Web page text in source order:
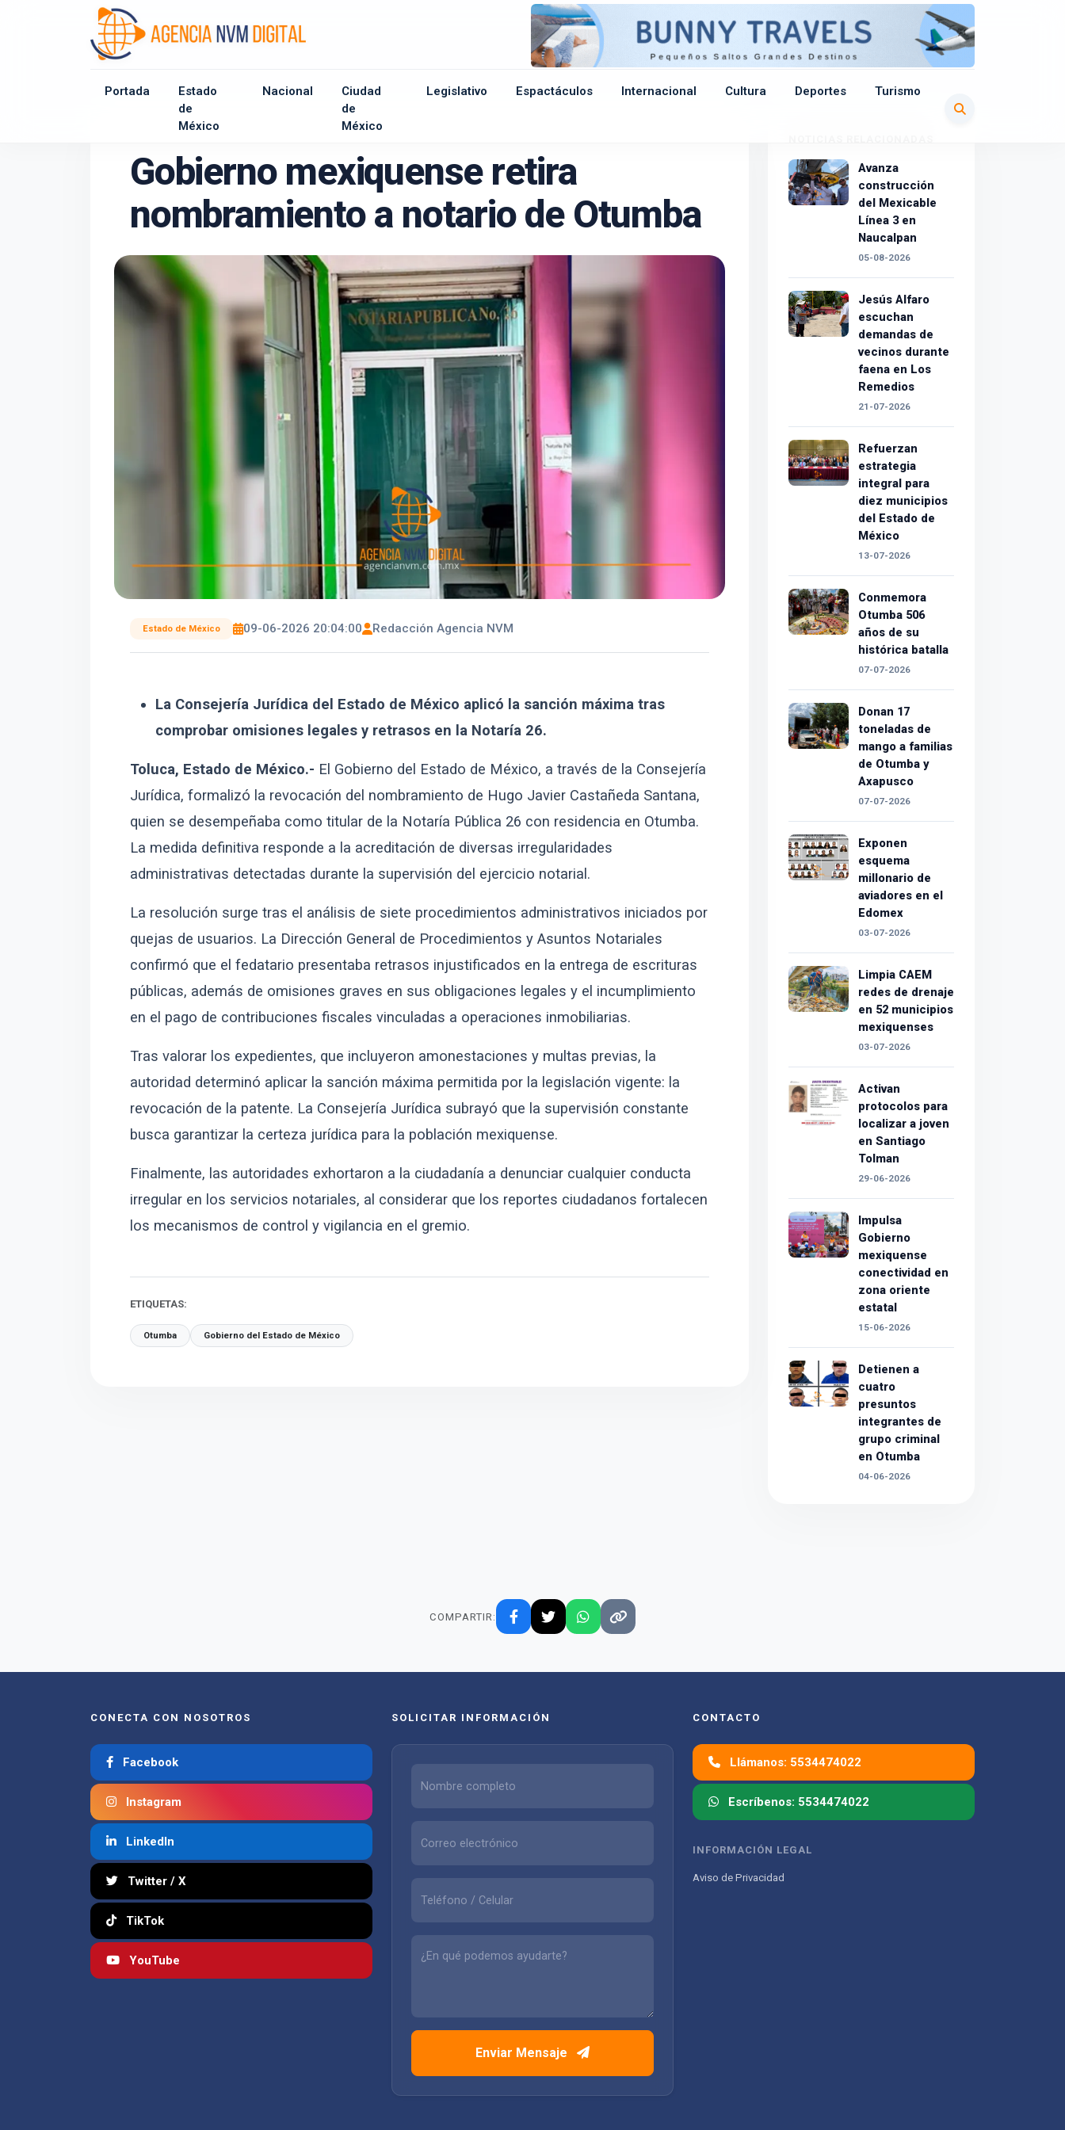
Portada
Estado
de
México
Nacional
Ciudad
de
México
Legislativo Espactáculos Internacional Cultura Deportes Turismo
Gobierno mexiquense retira
nombramiento a notario de Otumba
Estado de México 09-06-2026 20:04:00 Redacción Agencia NVM
La Consejería Jurídica del Estado de México aplicó la sanción máxima tras
comprobar omisiones legales y retrasos en la Notaría 26.
Toluca, Estado de México.- El Gobierno del Estado de México, a través de la Consejería
Jurídica, formalizó la revocación del nombramiento de Hugo Javier Castañeda Santana,
quien se desempeñaba como titular de la Notaría Pública 26 con residencia en Otumba.
La medida definitiva responde a la acreditación de diversas irregularidades
administrativas detectadas durante la supervisión del ejercicio notarial.
La resolución surge tras el análisis de siete procedimientos administrativos iniciados por
quejas de usuarios. La Dirección General de Procedimientos y Asuntos Notariales
confirmó que el fedatario presentaba retrasos injustificados en la entrega de escrituras
públicas, además de omisiones graves en sus obligaciones legales y el incumplimiento
en el pago de contribuciones fiscales vinculadas a operaciones inmobiliarias.
Tras valorar los expedientes, que incluyeron amonestaciones y multas previas, la
autoridad determinó aplicar la sanción máxima permitida por la legislación vigente: la
revocación de la patente. La Consejería Jurídica subrayó que la supervisión constante
busca garantizar la certeza jurídica para la población mexiquense.
Finalmente, las autoridades exhortaron a la ciudadanía a denunciar cualquier conducta
irregular en los servicios notariales, al considerar que los reportes ciudadanos fortalecen
los mecanismos de control y vigilancia en el gremio.
ETIQUETAS:
Otumba Gobierno del Estado de México
Avanza
construcción
del Mexicable
Línea 3 en
Naucalpan
05-08-2026
Jesús Alfaro
escuchan
demandas de
vecinos durante
faena en Los
Remedios
21-07-2026
Refuerzan
estrategia
integral para
diez municipios
del Estado de
México
13-07-2026
Conmemora
Otumba 506
años de su
histórica batalla
07-07-2026
Donan 17
toneladas de
mango a familias
de Otumba y
Axapusco
07-07-2026
Exponen
esquema
millonario de
aviadores en el
Edomex
03-07-2026
Limpia CAEM
redes de drenaje
en 52 municipios
mexiquenses
03-07-2026
Activan
protocolos para
localizar a joven
en Santiago
Tolman
29-06-2026
Impulsa
Gobierno
mexiquense
conectividad en
zona oriente
estatal
15-06-2026
Detienen a
cuatro
presuntos
integrantes de
grupo criminal
en Otumba
04-06-2026
COMPARTIR:
CONECTA CON NOSOTROS
Facebook
Instagram
LinkedIn
Twitter / X
TikTok
YouTube
SOLICITAR INFORMACIÓN
Enviar Mensaje
CONTACTO
Llámanos: 5534474022
Escríbenos: 5534474022
INFORMACIÓN LEGAL
Aviso de Privacidad